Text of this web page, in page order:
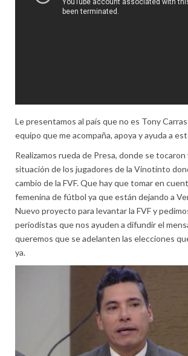
Le presentamos al país que no es Tony
equipo que me acompaña, apoya y ayuda a
Realizamos rueda de Presa, donde se
situación de los jugadores de la Vinotinto
cambio de la FVF. Que hay que tomar en
femenina de fútbol ya que están dejando a
Nuevo proyecto para levantar la FVF y
periodistas que nos ayuden a difundir el
queremos que se adelanten las elecciones
ya.